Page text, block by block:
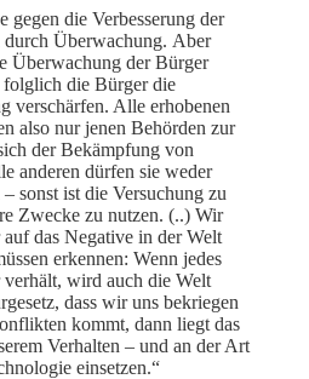
gegen die Verbesserung der
durch Überwachung. Aber
Überwachung der Bürger
folglich die Bürger die
verschärfen. Alle erhobenen
also nur jenen Behörden zur
der Bekämpfung von
anderen dürfen sie weder
sonst ist die Versuchung zu
Zwecke zu nutzen. (..) Wir
das Negative in der Welt
erkennen: Wenn jedes
wird auch die Welt
dass wir uns bekriegen
kommt, dann liegt das
Verhalten – und an der Art
einsetzen.“